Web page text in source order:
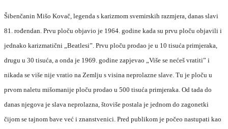
Šibenčanin Mišo Kovač, legenda s karizmom svemirskih razmjera, danas slavi
81. rođendan. Prvu ploču objavio je1964. godine kada su prvu ploču objavili i
jednako karizmatični „Beatlesi”. Prvu ploču prodao je u 10 tisuća primjeraka,
drugu u 30 tisuća, a onda je 1969. godine zapjevao „Više se nećeš vratiti” i
nikada se više nije vratio na Zemlju s visina neprolazne slave. Tu je ploču u
prvom naletu mišomanijeploču prodao u 500 tisuća primjeraka. Od tada do
danas njegova je slava neprolazna, štoviše postala je jednom do zagonetki
čijom se tajnom bave već i znanstvenici. Pred publikom je počeo nastupati kao